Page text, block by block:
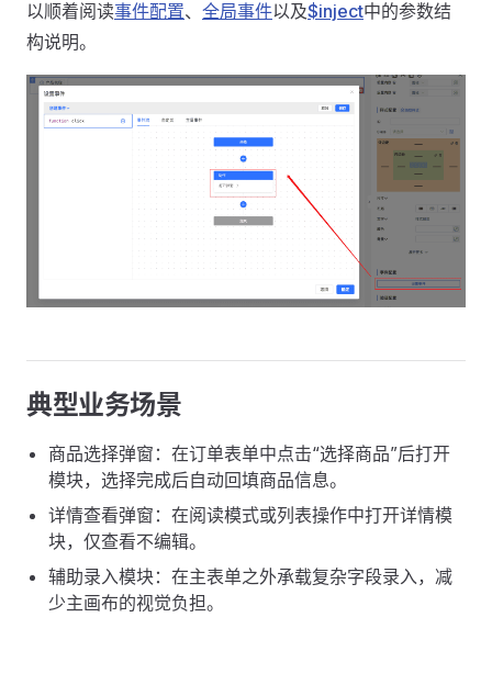
以顺着阅读事件配置、 全局事件以及$inject中的参数结
构说明。
典型业务场景
商品选择弹窗：在订单表单中点击“选择商品”后打开
模块，选择完成后自动回填商品信息。
详情查看弹窗：在阅读模式或列表操作中打开详情模
块，仅查看不编辑。
辅助录入模块：在主表单之外承载复杂字段录入，减
少主画布的视觉负担。